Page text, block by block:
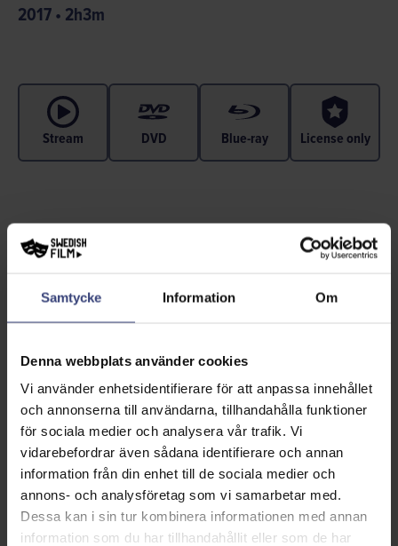
Samtycke Information Om
Denna webbplats använder cookies
Vi använder enhetsidentifierare för att anpassa innehållet
och annonserna till användarna, tillhandahålla funktioner
för sociala medier och analysera vår trafik. Vi
vidarebefordrar även sådana identifierare och annan
information från din enhet till de sociala medier och
annons- och analysföretag som vi samarbetar med.
Dessa kan i sin tur kombinera informationen med annan
information som du har tillhandahållit eller som de har
2017• 2h3m
Stream DVD Blue-ray License only
I en inte alls avlägsen framtid när överbefolkning och
hungersnöd har tvingat regeringar att införa en drastisk
kurragömmaliv jagade av Barnallokeringsbyrån. Byrån
som leds av den stridslystna Nicolette Cayman
upprätthåller enstrikt familjeplaneringsordning som
systrarna överlistar genom att turas om att anta
identiteten av en person: Karen Settman. Upplärda
avsin morfar som uppfostrade och gav dem deras
namn – Monday, Tuesday, Wednesday, Thursday,
Friday, Saturday och Sunday – kan de varoch en gå ut
en gång i veckan som sin gemensamma identitet. Det
är bara i det fängelse som är deras lägenhet som de